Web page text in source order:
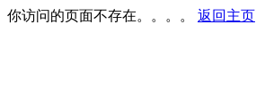
你访问的页面不存在。。。。 返回主页